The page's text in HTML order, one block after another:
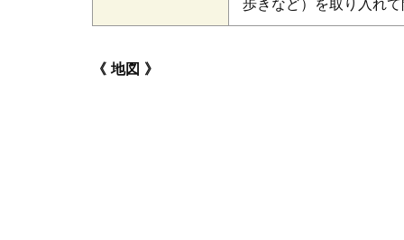
歩きなど）を取り入れて
地図